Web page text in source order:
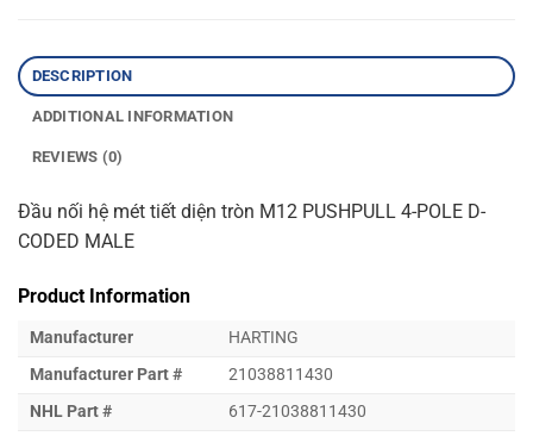
DESCRIPTION
ADDITIONAL INFORMATION
REVIEWS (0)
Đầu nối hệ mét tiết diện tròn M12 PUSHPULL 4-POLE D-
CODED MALE
Product Information
Manufacturer
HARTING
Manufacturer Part #
21038811430
NHL Part #
617-21038811430